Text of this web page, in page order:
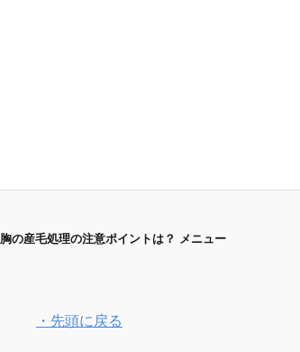
胸の産毛処理の注意ポイントは？ メニュー
・先頭に戻る